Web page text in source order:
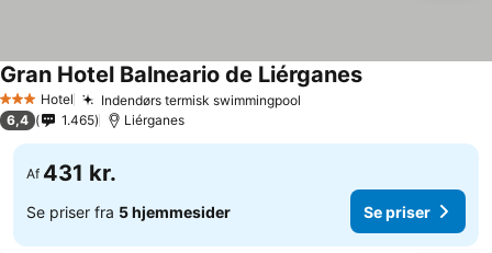
3 StjernerHotel Indendørs termisk swimmingpool
Gran Hotel Balneario de LiérganesSe priser
6,4 1.465 Liérganes
Af 431 kr.
Se priser fra 5 hjemmesider Se priser